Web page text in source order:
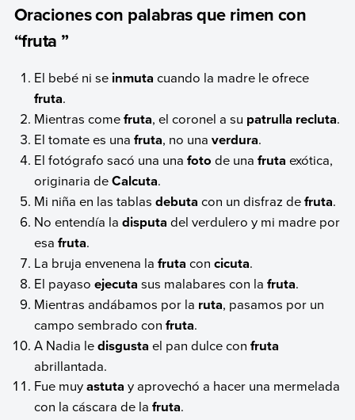
Oraciones con palabras que rimen con
“fruta ”
El bebé ni se inmuta cuando la madre le ofrece
fruta.
Mientras comefruta, el coronel a su patrulla recluta.
El tomate es unafruta, no unaverdura.
El fotógrafo sacó una unafoto de unafruta exótica,
originaria deCalcuta.
Mi niña en las tablasdebuta con un disfraz defruta.
No entendía ladisputa del verdulero y mi madre por
esafruta.
La bruja envenena lafruta concicuta.
El payasoejecuta sus malabares con lafruta.
Mientras andábamos por la ruta, pasamos por un
campo sembrado confruta.
A Nadia ledisgusta el pan dulce confruta
abrillantada.
Fue muyastuta y aprovechó a hacer una mermelada
con la cáscara de lafruta.